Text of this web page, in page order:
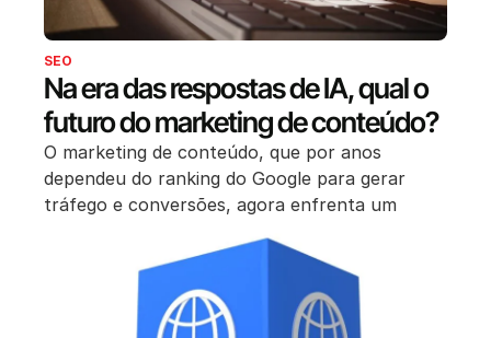
SEO
Na era das respostas de IA, qual o
futuro do marketing de conteúdo?
O marketing de conteúdo, que por anos
dependeu do ranking do Google para gerar
tráfego e conversões, agora enfrenta um